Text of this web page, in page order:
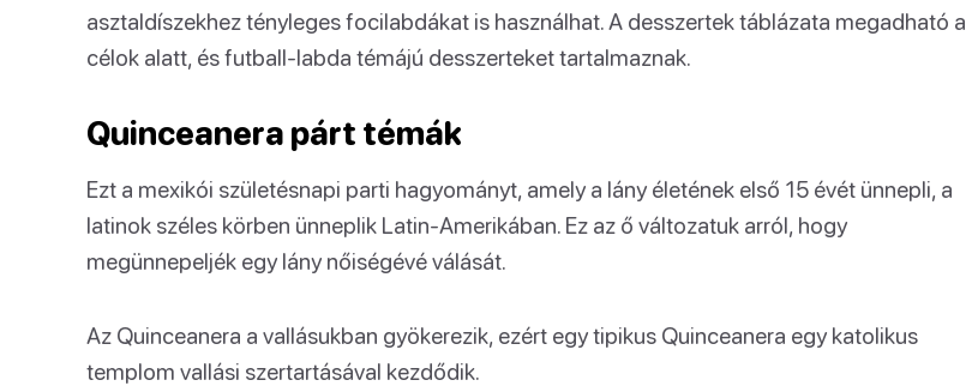
asztaldíszekhez tényleges focilabdákat is használhat. A desszertek táblázata megadható a
célok alatt, és futball-labda témájú desszerteket tartalmaznak.
Quinceanera párt témák
Ezt a mexikói születésnapi parti hagyományt, amely a lány életének első 15 évét ünnepli, a
latinok széles körben ünneplik Latin-Amerikában. Ez az ő változatuk arról, hogy
megünnepeljék egy lány nőiségévé válását.
Az Quinceanera a vallásukban gyökerezik, ezért egy tipikus Quinceanera egy katolikus
templom vallási szertartásával kezdődik.